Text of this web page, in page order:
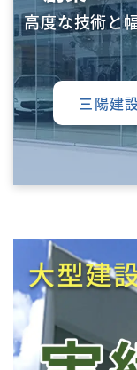
高度な技術と
三陽建